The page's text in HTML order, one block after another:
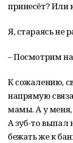
принесёт? Или
Я, стараясь не
– Посмотрим
К сожалению,
напрямую
мамы. А у меня,
А зуб-то выпал
бежать же к